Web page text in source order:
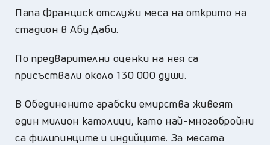
Папа Франциск отслужи меса на открито на
стадион в Абу Даби.
По предварителни оценки на нея са
присъствали около 130 000 души.
В Обединените арабски емирства живеят
един милион католици, като най-многобройни
са филипинците и индийците. За месата